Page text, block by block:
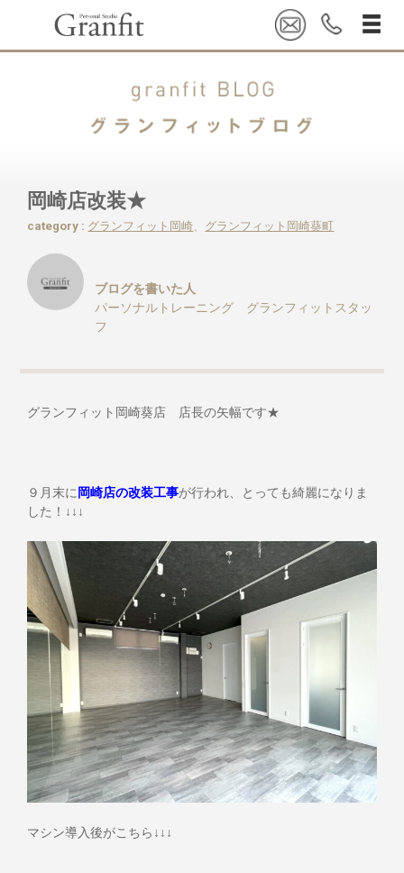
岡崎店改装★
category : グランフィット岡崎 グランフィット岡崎葵町
ブログを書いた人
パーソナルトレーニング グランフィットスタッ
フ
グランフィット岡崎葵店 店長の矢幅です★
９月末に岡崎店の改装工事が行われ、とっても綺麗になりま
した！↓↓↓
マシン導入後がこちら↓↓↓